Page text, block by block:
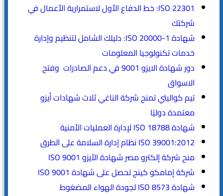
ISO 22301: خط الدفاع الأول لاستمرارية الأعمال في
شركتك
شهادة ISO 20000-1: دليلك الشامل لتنظيم وإدارة
خدمات تكنولوجيا المعلومات
دور شهادة الايزو 9001 في دعم الصادرات وفتح
الاسواق
تيم كواليتي تمنح شركة الناغي ثلاث شهادات أيزو
معتمدة دوليًا
شهادة ISO 18788 لإدارة العمليات الأمنية
ISO 39001:2012 نظام إدارة السلامة على الطرق
منح شركة إلكترو مصر شهادة الأيزو ISO 9001
شركة إمامكو كينج تحصل على شهادة ISO 9001
شهادة ISO 8573 لجودة الهواء المضغوط